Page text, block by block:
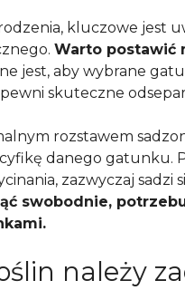
kluczowe jest
Warto postawić
jest, aby wybrane
skuteczne
rozstawem
danego gatunku.
zazwyczaj sadzi
swobodnie,
należy